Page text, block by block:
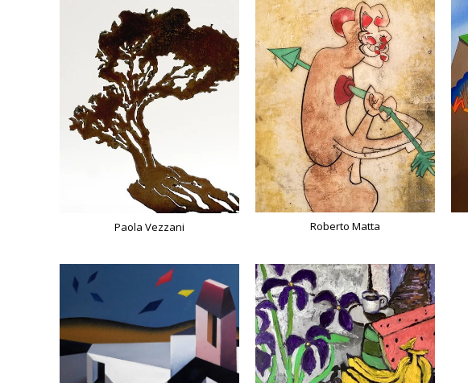
Paola Vezzani Roberto Matta